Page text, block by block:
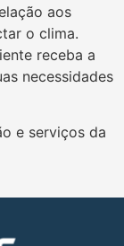
aos
o clima.
receba a
necessidades
e serviços da